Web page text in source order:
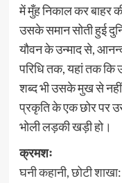
में मुँह निकाल कर बाहर
उसके समान सोती हुई
यौवन के उन्माद से,
परिधि तक, यहां तक कि
शब्द भी उसके मुख से नहीं
प्रकृति के एक छोर पर
भोली लड़की खड़ी हो।
क्रमशः
घनी कहानी, छोटी